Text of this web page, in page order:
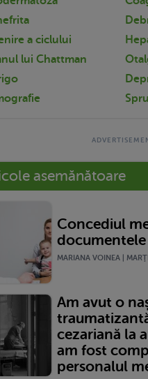
a ciclului
lui Chattman
asemănătoare
Concediul
documentele
MARIANA VOINEA |
Am avut o
cezariană la
am fost
personalul